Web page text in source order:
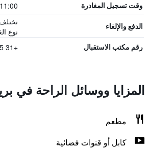
وقت تسجيل المغادرة 11:00
الدفع والإلغاء
نوع
رقم مكتب الاستقبال +31 725 813 012
المزايا ووسائل الراحة في
مطعم
كابل أو قنوات فضائية